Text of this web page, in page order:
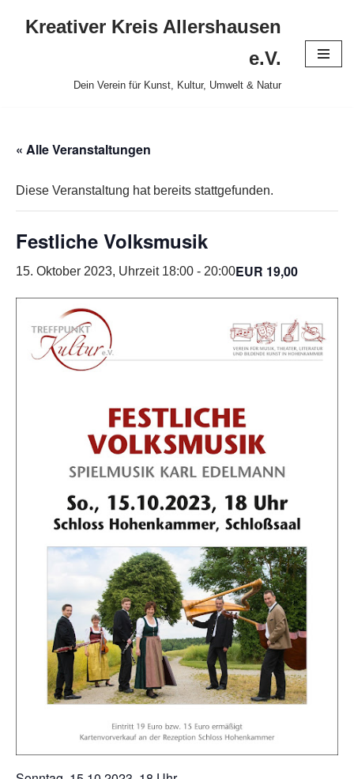
Kreativer Kreis Allershausen
e.V.
Dein Verein für Kunst, Kultur, Umwelt & Natur
« Alle Veranstaltungen
Diese Veranstaltung hat bereits stattgefunden.
Festliche Volksmusik
15. Oktober 2023, Uhrzeit 18:00 - 20:00EUR 19,00